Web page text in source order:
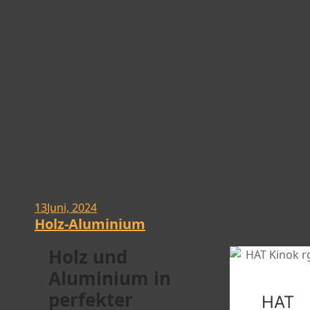
13Juni, 2024
Holz-Aluminium
Holz und
Aluminium in
perfekter
HAT